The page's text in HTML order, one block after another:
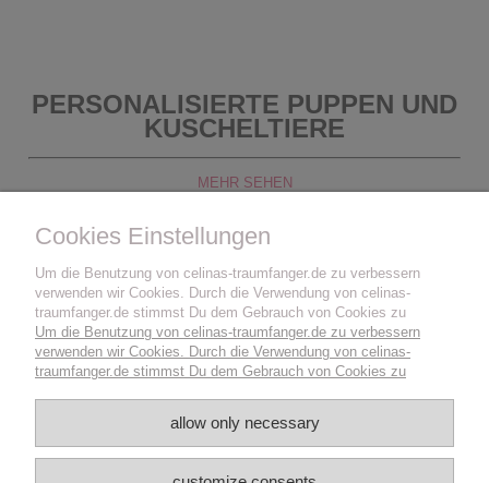
PERSONALISIERTE PUPPEN UND
KUSCHELTIERE
MEHR SEHEN
Cookies Einstellungen
Um die Benutzung von celinas-traumfanger.de zu verbessern
verwenden wir Cookies. Durch die Verwendung von celinas-
traumfanger.de stimmst Du dem Gebrauch von Cookies zu
Um die Benutzung von celinas-traumfanger.de zu verbessern
verwenden wir Cookies. Durch die Verwendung von celinas-
traumfanger.de stimmst Du dem Gebrauch von Cookies zu
allow only necessary